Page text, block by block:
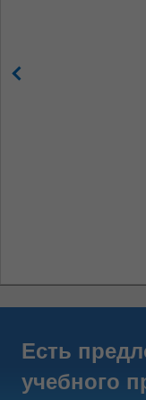
Есть
учебного